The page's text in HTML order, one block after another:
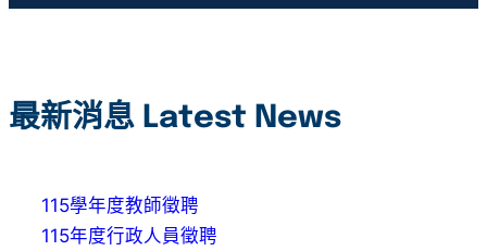
最新消息 Latest News
115學年度教師徵聘
115年度行政人員徵聘